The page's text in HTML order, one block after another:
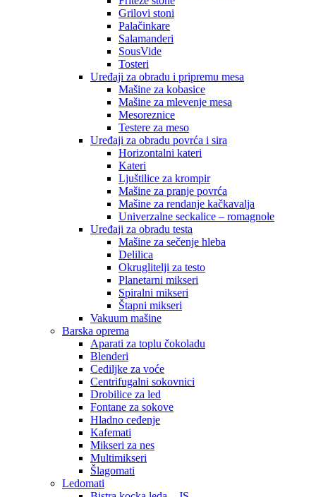
Grilovi stoni
Palačinkare
Salamanderi
SousVide
Tosteri
Uređaji za obradu i pripremu mesa
Mašine za kobasice
Mašine za mlevenje mesa
Mesoreznice
Testere za meso
Uređaji za obradu povrća i sira
Horizontalni kateri
Kateri
Ljuštilice za krompir
Mašine za pranje povrća
Mašine za rendanje kačkavalja
Univerzalne seckalice – romagnole
Uređaji za obradu testa
Mašine za sečenje hleba
Delilica
Okruglitelji za testo
Planetarni mikseri
Spiralni mikseri
Štapni mikseri
Vakuum mašine
Barska oprema
Aparati za toplu čokoladu
Blenderi
Cediljke za voće
Centrifugalni sokovnici
Drobilice za led
Fontane za sokove
Hladno ceđenje
Kafemati
Mikseri za nes
Multimikseri
Šlagomati
Ledomati